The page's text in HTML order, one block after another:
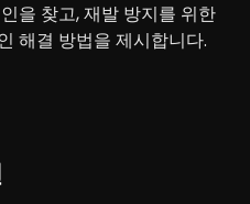
을 찾고, 재발 방지를 위한
해결 방법을 제시합니다.